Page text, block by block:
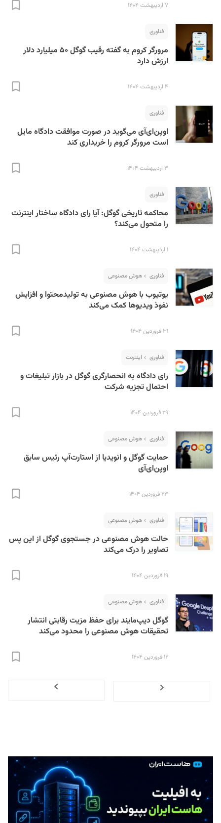
۷ اردیبهشت ۱۴۰۴
فناوری
مرورگر کروم به گفته رقیب گوگل ۵۰ میلیارد دلار
ارزش دارد
۴ اردیبهشت ۱۴۰۴
فناوری
اوپن‌ای‌آی می‌گوید در صورت موافقت دادگاه مایل
است مرورگر کروم را خریداری کند
۳ اردیبهشت ۱۴۰۴
فناوری
محاکمه تاریخی گوگل: آیا رای دادگاه ساختار اینترنت
را متحول می‌کند؟
۱ اردیبهشت ۱۴۰۴
فناوری هوش مصنوعی
یوتیوب با هوش مصنوعی به تولیدمحتوا و افزایش
نفوذ ویدیو‌ها کمک می‌کند
۳۱ فروردین ۱۴۰۴
فناوری اینترنت
رای دادگاه به انحصار‌گری گوگل در بازار تبلیغات و
احتمال تجزیه شرکت
۲۹ فروردین ۱۴۰۴
فناوری هوش مصنوعی
حمایت گوگل و انویدیا از استارت‌آپ رئیس سابق
اوپن‌ای‌آی
۲۳ فروردین ۱۴۰۴
فناوری هوش مصنوعی
حالت هوش مصنوعی در جستجوی گوگل از این پس
تصاویر را درک می‌کند
۱۹ فروردین ۱۴۰۴
فناوری هوش مصنوعی
گوگل دیپ‌مایند برای حفظ مزیت رقابتی انتشار
تحقیقات هوش مصنوعی را محدود می‌کند
۱۲ فروردین ۱۴۰۴